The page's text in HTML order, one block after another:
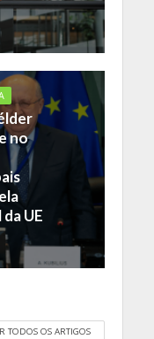
no
UE
TODOS OS ARTIGOS